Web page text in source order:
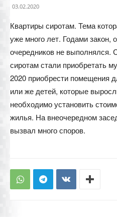
03.02.2020
Квартиры сиротам. Тема
уже много лет. Годами закон,
очередников не выполнялся.
сиротам стали приобретать
2020 приобрести помещения
или же детей, которые
необходимо установить
жилья. На внеочередном
вызвал много споров.